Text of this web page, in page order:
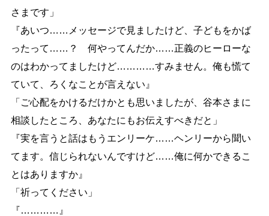
さまです」
『あいつ… … メッセージで見ましたけど、子どもをかば
ったって … … ？ 何やってんだか… …正義のヒーローな
のはわかってましたけど… … … …すみません。俺も慌て
ていて、ろくなことが言えない』
「ご心配をかけるだけかとも思いましたが、谷本さまに
相談したところ、あなたにもお伝えすべきだと」
『実を言うと話はもうエンリーケ… …ヘンリーから聞い
てます。信じられないんですけど… …俺に何かできるこ
とはありますか』
「祈ってください」
『… … … … 』